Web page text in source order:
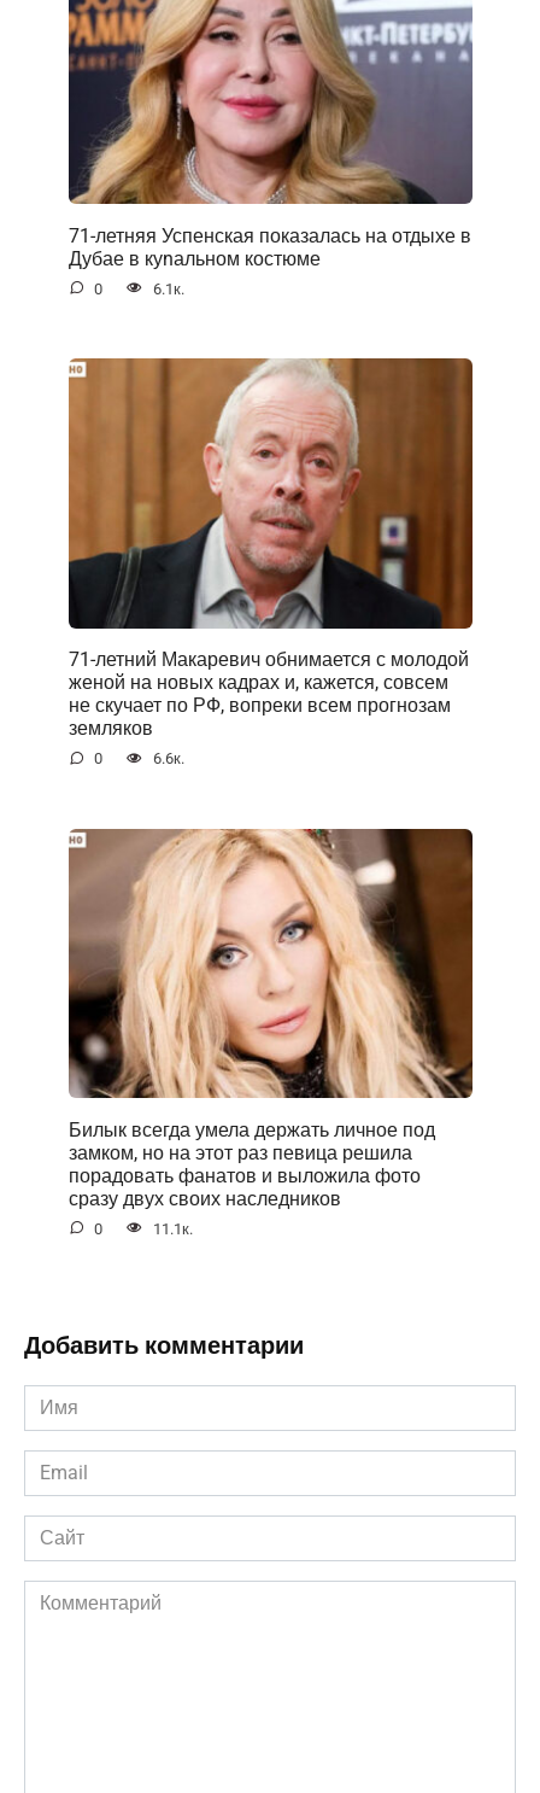
71-летняя Успенская показалась на отдыхе в
Дубае в куnальном костюме
0 6.1к.
71-летний Макаревич обнимается с молодой
женой на новых кадрах и, кажется, совсем
не скучает по РФ, вопреки всем прогнозам
земляков
0 6.6к.
Билык всегда умела держать личное под
замком, но на этот раз певица решила
порадовать фанатов и выложила фото
сразу двух своих наследников
0 11.1к.
Добавить комментарии
Имя
*
Email
*
Сайт
Комментарий